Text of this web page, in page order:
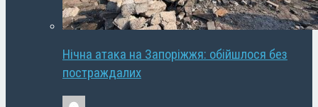
Нічна атака на Запоріжжя: обійшлося без
постраждалих